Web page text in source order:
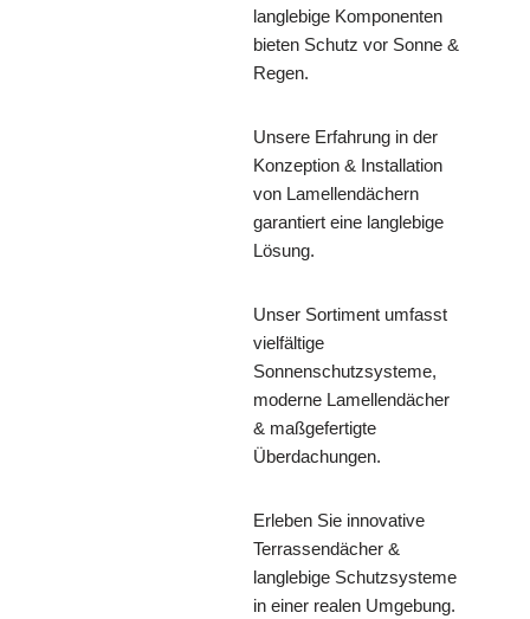
langlebige Komponenten
bieten Schutz vor Sonne &
Regen.
Unsere Erfahrung in der
Konzeption & Installation
von Lamellendächern
garantiert eine langlebige
Lösung.
Unser Sortiment umfasst
vielfältige
Sonnenschutzsysteme,
moderne Lamellendächer
& maßgefertigte
Überdachungen.
Erleben Sie innovative
Terrassendächer &
langlebige Schutzsysteme
in einer realen Umgebung.